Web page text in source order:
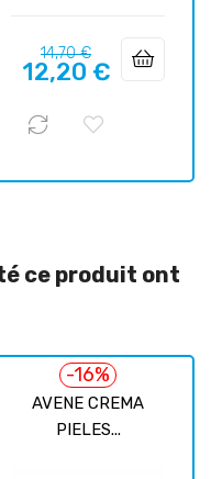
Prix
habituel
14,70 €Prix
12,20 €
ce produit ont
AVENE CREMA
PIELES...
-16%